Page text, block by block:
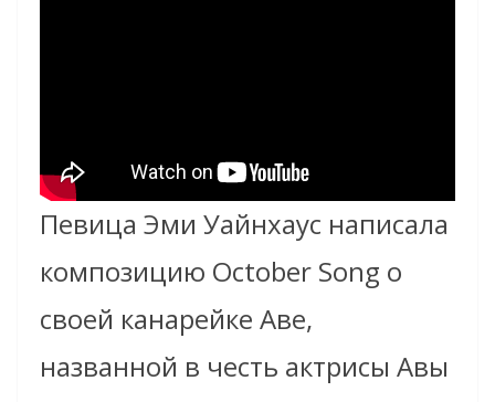
Певица Эми Уайнхаус написала
композицию October Song о
своей канарейке Аве,
названной в честь актрисы Авы